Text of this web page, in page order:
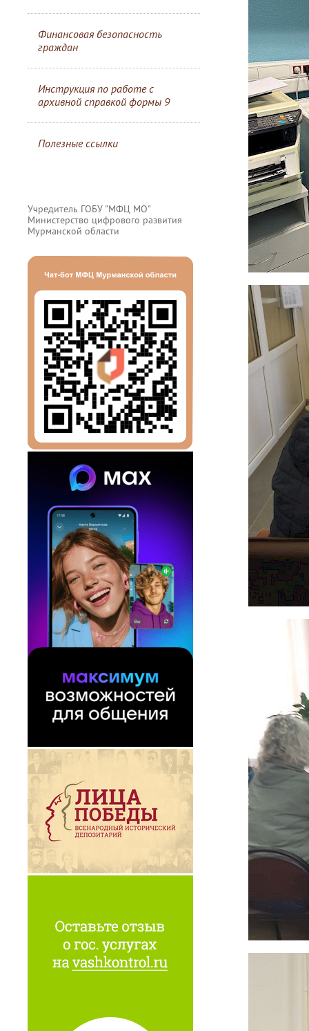
Финансовая безопасность
граждан
Инструкция по работе с
архивной справкой формы 9
Полезные ссылки
Учредитель ГОБУ "МФЦ МО"
Министерство цифрового развития
Мурманской области